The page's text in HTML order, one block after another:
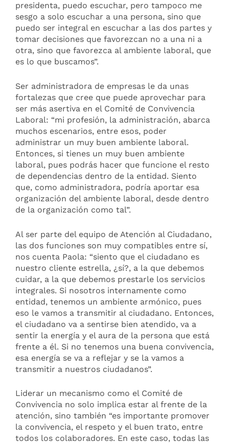
presidenta, puedo escuchar, pero tampoco me
sesgo a solo escuchar a una persona, sino que
puedo ser integral en escuchar a las dos partes y
tomar decisiones que favorezcan no a una ni a
otra, sino que favorezca al ambiente laboral, que
es lo que buscamos”.
Ser administradora de empresas le da unas
fortalezas que cree que puede aprovechar para
ser más asertiva en el Comité de Convivencia
Laboral: “mi profesión, la administración, abarca
muchos escenarios, entre esos, poder
administrar un muy buen ambiente laboral.
Entonces, si tienes un muy buen ambiente
laboral, pues podrás hacer que funcione el resto
de dependencias dentro de la entidad. Siento
que, como administradora, podría aportar esa
organización del ambiente laboral, desde dentro
de la organización como tal”.
Al ser parte del equipo de Atención al Ciudadano,
las dos funciones son muy compatibles entre sí,
nos cuenta Paola: “siento que el ciudadano es
nuestro cliente estrella, ¿sí?, a la que debemos
cuidar, a la que debemos prestarle los servicios
integrales. Si nosotros internamente como
entidad, tenemos un ambiente armónico, pues
eso le vamos a transmitir al ciudadano. Entonces,
el ciudadano va a sentirse bien atendido, va a
sentir la energía y el aura de la persona que está
frente a él. Si no tenemos una buena convivencia,
esa energía se va a reflejar y se la vamos a
transmitir a nuestros ciudadanos”.
Liderar un mecanismo como el Comité de
Convivencia no solo implica estar al frente de la
atención, sino también “es importante promover
la convivencia, el respeto y el buen trato, entre
todos los colaboradores. En este caso, todas las